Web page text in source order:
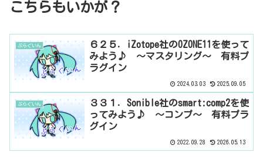
こちらもいかが？
ぷらぐいん
６２５．iZotope社のOZONE11を使って
みよう♪ ～マスタリング～ 有料プ
ラグイン
2024.03.03 2025.09.05
ぷらぐいん
３３１．Sonible社のsmart:comp2を使
ってみよう♪ ～コンプ～ 有料プラ
グイン
2022.09.28 2026.05.13